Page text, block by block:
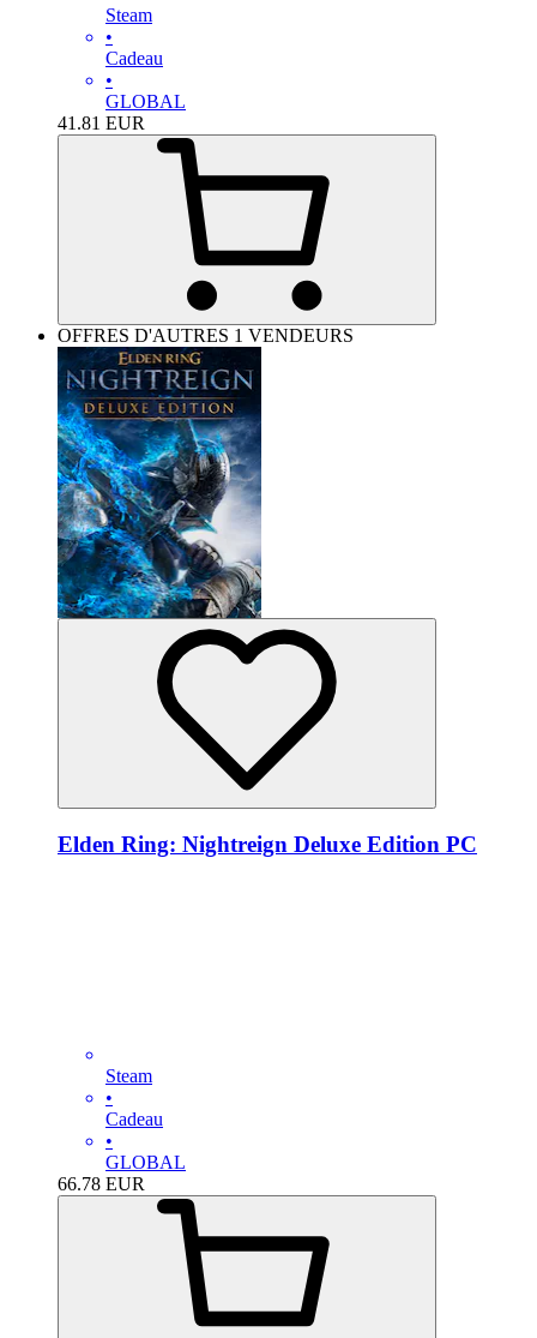
Steam
•
Cadeau
•
GLOBAL
41.81 EUR
OFFRES D'AUTRES 1 VENDEURS
Elden Ring: Nightreign Deluxe Edition PC
Steam
•
Cadeau
•
GLOBAL
66.78 EUR